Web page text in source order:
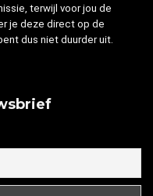
terwijl voor jou de
je deze direct op de
dus niet duurder uit.